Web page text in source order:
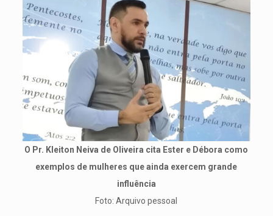
O Pr. Kleiton Neiva de Oliveira cita Ester e Débora como
exemplos de mulheres que ainda exercem grande
influência
Foto: Arquivo pessoal